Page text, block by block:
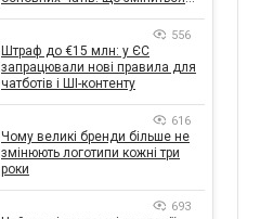
556
Штраф до €15 млн: у ЄС
запрацювали нові правила для
чатботів і ШІ-контенту
616
Чому великі бренди більше не
змінюють логотипи кожні три
роки
693